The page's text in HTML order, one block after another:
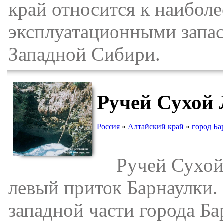
край относится к
эксплуатационными
Западной Сибири.
Ручей Сухой
Россия » Алтайский край » город
Ручей Сухой
левый приток Барнаулки.
западной части города